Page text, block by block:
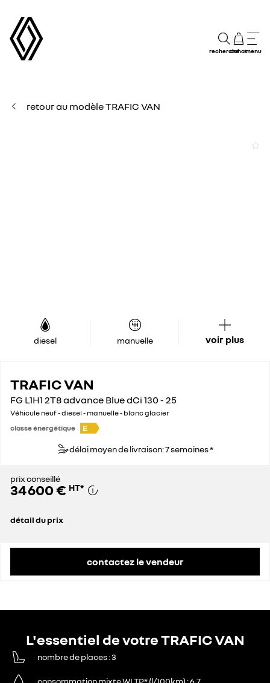
rechercheachatmenu
retour au modèle TRAFIC VAN
diesel manuelle voir plus
TRAFIC VAN
FG L1H1 2T8 advance Blue dCi 130 - 25
Véhicule neuf - diesel - manuelle - blanc glacier
classe énergétique
E
délai moyen de livraison: 7 semaines *
prix conseillé
34 600 € HT*
détail du prix
contactez le vendeur
L'essentiel de votre TRAFIC VAN
nombre de places 3